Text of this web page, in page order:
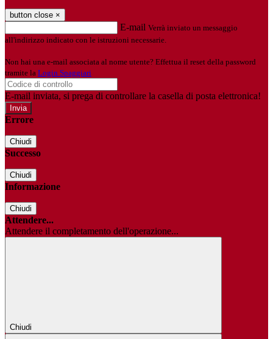
button close ×
E-mail Verrà inviato un messaggio
all'indirizzo indicato con le istruzioni necessarie.
Non hai una e-mail associata al nome utente? Effettua il reset della password
tramite la Login Spaggiari
E-mail inviata, si prega di controllare la casella di posta elettronica!
Errore
Chiudi
Successo
Chiudi
Informazione
Chiudi
Attendere...
Attendere il completamento dell'operazione...
Chiudi